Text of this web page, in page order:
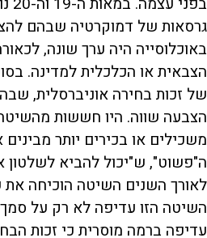
גרסאות של דמוקרטיה שבהם
באוכלוסייה היה ערך שונה,
הצבאית או הכלכלית למדינה.
של זכות בחירה אוניברסלית,
הצבעה שווה. היו חששות
משכילים או בכירים יותר
ה"פשוט", ש"יכול להביא לשלטון
לאורך השנים השיטה הוכיחה
השיטה הזו עדיפה לא רק על סמך
עדיפה ברמה מוסרית כי זכות